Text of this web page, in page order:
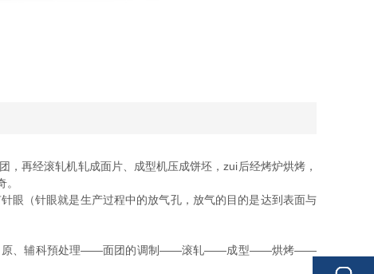
再经滚轧机轧成面片、成型机压成饼坯，zui后经烤炉烘烤，
眼（针眼就是生产过程中的放气孔，放气的目的是达到表面与
程：原、辅科預处理——面团的调制——滚轧——成型——烘烤——